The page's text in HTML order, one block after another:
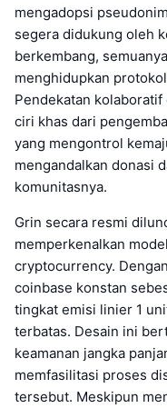
mengadopsi
segera didukung oleh
berkembang,
menghidupkan
Pendekatan
ciri khas dari
yang mengontrol
mengandalkan donasi
komunitasnya.
Grin secara resmi
memperkenalkan
cryptocurrency.
coinbase konstan
tingkat emisi linier 1
terbatas. Desain ini
keamanan jangka
memfasilitasi proses
tersebut. Meskipun